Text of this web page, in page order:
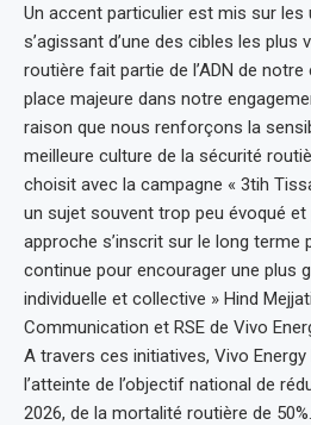
Un accent particulier est mis sur les
s’agissant d’une des cibles les plus
routière fait partie de l’ADN de
place majeure dans notre
raison que nous renforçons la
meilleure culture de la sécurité
choisit avec la campagne « 3tih
un sujet souvent trop peu évoqué
approche s’inscrit sur le long terme
continue pour encourager une plus
individuelle et collective » Hind
Communication et RSE de Vivo
A travers ces initiatives, Vivo
l’atteinte de l’objectif national de
2026, de la mortalité routière de